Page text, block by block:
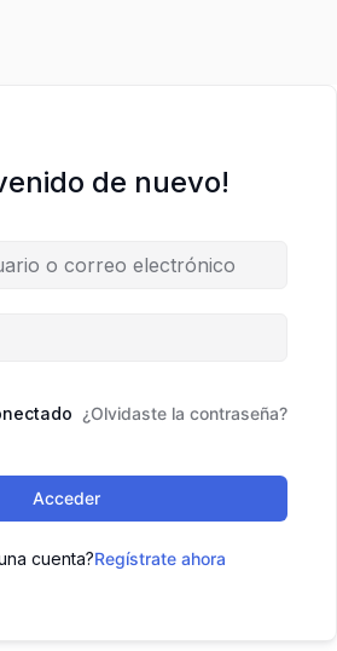
de nuevo!
¿Olvidaste la contraseña?
Acceder
cuenta?Regístrate ahora